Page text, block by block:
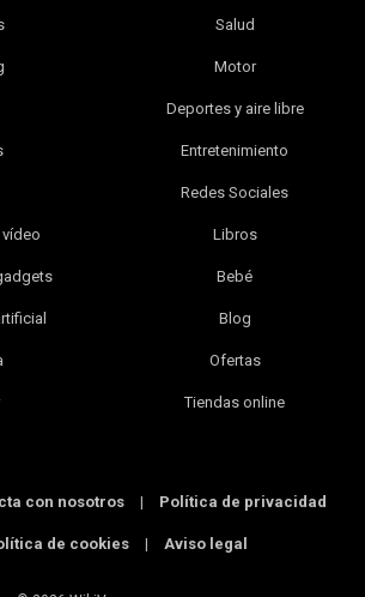
Salud
Motor
Deportes y aire libre
Entretenimiento
Redes Sociales
Libros
Bebé
Blog
Ofertas
Tiendas online
con nosotros | Política de privacidad
de cookies | Aviso legal